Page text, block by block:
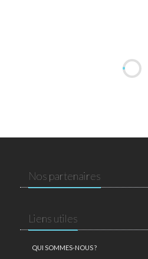
Nos partenaires
Liens utiles
QUI SOMMES-NOUS ?